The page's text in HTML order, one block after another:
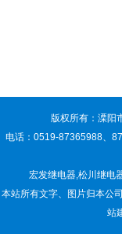
版权所有：溧阳
电话：0519-87365988、
宏发继电器,松川继电
本站所有文字、图片归本公
站